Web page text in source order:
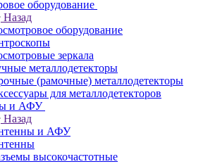
оборудование
Назад
оборудование
зеркала
металлодетекторы
(рамочные) металлодетекторы
для металлодетекторов
и АФУ
Назад
и АФУ
высокочастотные